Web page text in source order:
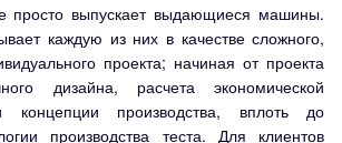
просто выпускает выдающиеся машины.
каждую из них в качестве сложного,
проекта; начиная от проекта
дизайна, расчета экономической
концепции производства, вплоть до
производства теста. Для клиентов